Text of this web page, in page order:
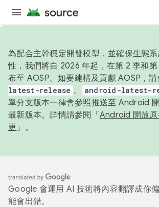
為配合主幹穩定開發模型，並確保生態
性，我們將自 2026 年起，在第 2 季和
布至 AOSP。如要建構及貢獻 AOSP，請
latest-release 。 android-latest-
單分支版本一律會參照推送至 Android
最新版本。詳情請參閱「 Android 開放
更 」。
Google 會運用 AI 技術將內容翻譯成你
能會出錯。